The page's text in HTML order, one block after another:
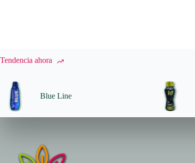
Tendencia ahora
Blue Line